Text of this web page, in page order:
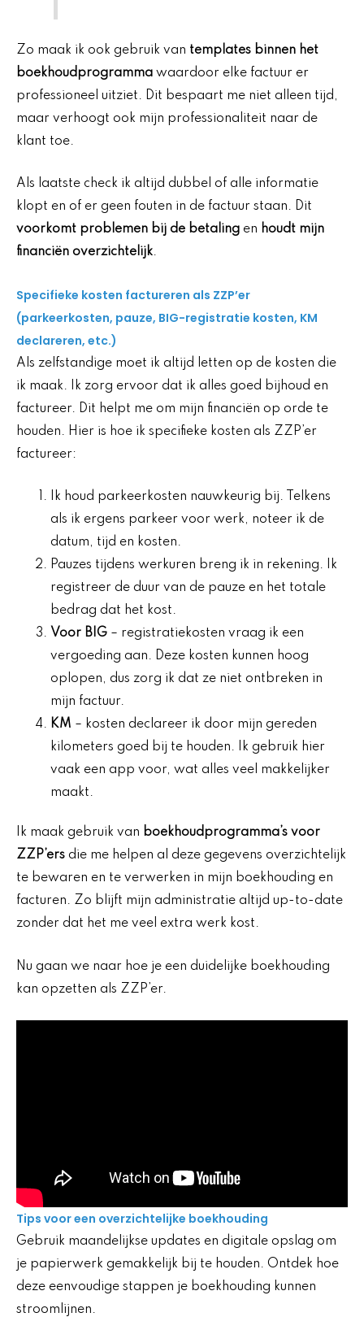
Zo maak ik ook gebruik van templates binnen het
boekhoudprogramma waardoor elke factuur er
professioneel uitziet. Dit bespaart me niet alleen tijd,
maar verhoogt ook mijn professionaliteit naar de
klant toe.
Als laatste check ik altijd dubbel of alle informatie
klopt en of er geen fouten in de factuur staan. Dit
voorkomt problemen bij de betaling en houdt mijn
financiën overzichtelijk.
Specifieke kosten factureren als ZZP’er
(parkeerkosten, pauze, BIG-registratie kosten, KM
declareren, etc.)
Als zelfstandige moet ik altijd letten op de kosten die
ik maak. Ik zorg ervoor dat ik alles goed bijhoud en
factureer. Dit helpt me om mijn financiën op orde te
houden. Hier is hoe ik specifieke kosten als ZZP’er
factureer:
Ik houd parkeerkosten nauwkeurig bij. Telkens
als ik ergens parkeer voor werk, noteer ik de
datum, tijd en kosten.
Pauzes tijdens werkuren breng ik in rekening. Ik
registreer de duur van de pauze en het totale
bedrag dat het kost.
Voor BIG – registratiekosten vraag ik een
vergoeding aan. Deze kosten kunnen hoog
oplopen, dus zorg ik dat ze niet ontbreken in
mijn factuur.
KM – kosten declareer ik door mijn gereden
kilometers goed bij te houden. Ik gebruik hier
vaak een app voor, wat alles veel makkelijker
maakt.
Ik maak gebruik van boekhoudprogramma’s voor
ZZP’ers die me helpen al deze gegevens overzichtelijk
te bewaren en te verwerken in mijn boekhouding en
facturen. Zo blijft mijn administratie altijd up-to-date
zonder dat het me veel extra werk kost.
Nu gaan we naar hoe je een duidelijke boekhouding
kan opzetten als ZZP’er.
Tips voor een overzichtelijke boekhouding
Gebruik maandelijkse updates en digitale opslag om
je papierwerk gemakkelijk bij te houden. Ontdek hoe
deze eenvoudige stappen je boekhouding kunnen
stroomlijnen.